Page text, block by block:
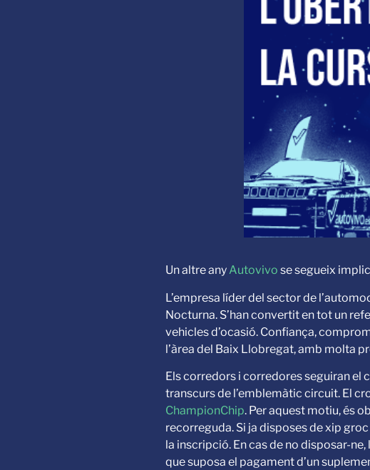
Un altre anyAutovivo se segueix
L’empresa líder del sector de
Nocturna. S’han convertit en tot un
vehicles d’ocasió. Confiança,
l’àrea del Baix Llobregat, amb molta
Els corredors i corredores seguiran el
transcurs de l’emblemàtic circuit. El
ChampionChip. Per aquest motiu, és
recorreguda. Si ja disposes de xip
la inscripció. En cas de no disposar-ne,
que suposa el pagament d’un